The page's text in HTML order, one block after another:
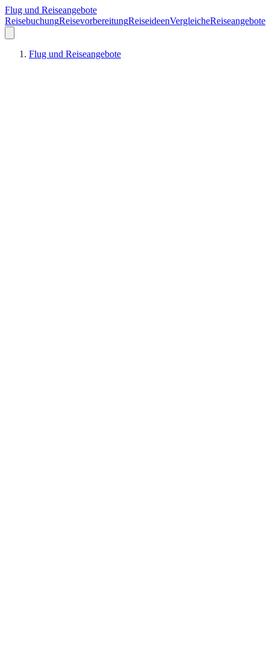
Flug und Reiseangebote
ReisebuchungReisevorbereitungReiseideenVergleicheReiseangebote
Flug und Reiseangebote